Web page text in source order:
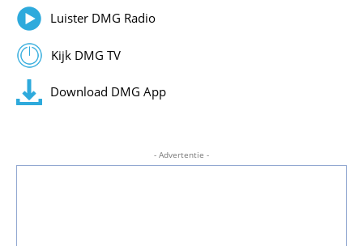
Luister DMG Radio
Kijk DMG TV
Download DMG App
- Advertentie -